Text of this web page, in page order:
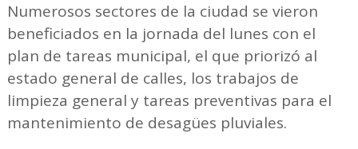
Numerosos sectores de la ciudad se vieron
beneficiados en la jornada del lunes con el
plan de tareas municipal, el que priorizó al
estado general de calles, los trabajos de
limpieza general y tareas preventivas para el
mantenimiento de desagües pluviales.